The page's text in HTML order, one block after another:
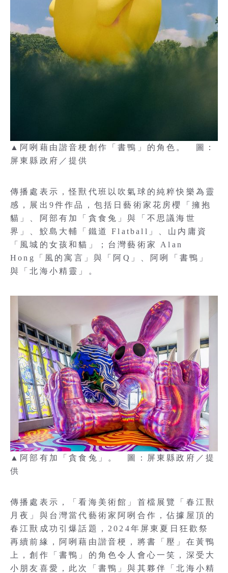
▲阿咧藉由諧音梗創作「書鴨」的角色。 圖：
屏東縣政府／提供
傳播處表示，怪獸代班以吹氣球的純粹快樂為靈
感，展出9件作品，包括日藝術家花房櫻「擁抱
貓」、阿部有加「貪食兔」與「不思議海世
界」、鮫島大輔「鐵道 Flatball」、山内庸資
「風城的女孩和貓」；台灣藝術家 Alan
Hong「風的寓言」與「阿Q」、阿咧「書鴨」
與「北海小精靈」。
▲阿部有加「貪食兔」。 圖：屏東縣政府／提
供
傳播處表示，「看海美術館」首檔展覽「春江獸
月夜」與台灣當代藝術家阿咧合作，佔據屋頂的
春江獸成功引爆話題，2024年屏東夏日狂歡祭
再續前緣，阿咧藉由諧音梗，將書「壓」在黃鴨
上，創作「書鴨」的角色令人會心一笑，深受大
小朋友喜愛，此次「書鴨」與其夥伴「北海小精